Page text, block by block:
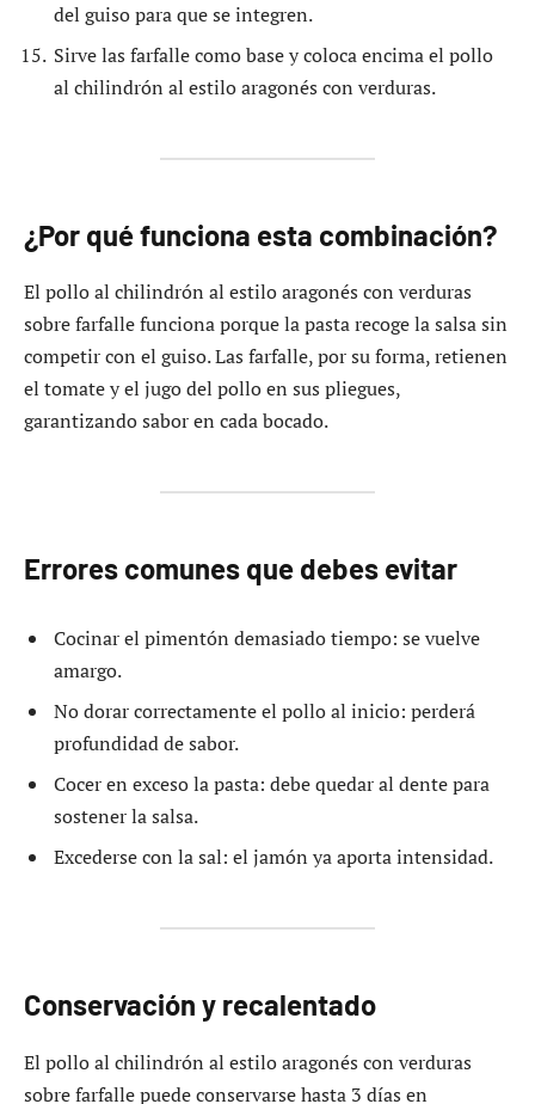
del guiso para que se integren.
Sirve las farfalle como base y coloca encima el pollo
al chilindrón al estilo aragonés con verduras.
¿Por qué funciona esta combinación?
El pollo al chilindrón al estilo aragonés con verduras
sobre farfalle funciona porque la pasta recoge la salsa sin
competir con el guiso. Las farfalle, por su forma, retienen
el tomate y el jugo del pollo en sus pliegues,
garantizando sabor en cada bocado.
Errores comunes que debes evitar
Cocinar el pimentón demasiado tiempo: se vuelve
amargo.
No dorar correctamente el pollo al inicio: perderá
profundidad de sabor.
Cocer en exceso la pasta: debe quedar al dente para
sostener la salsa.
Excederse con la sal: el jamón ya aporta intensidad.
Conservación y recalentado
El pollo al chilindrón al estilo aragonés con verduras
sobre farfalle puede conservarse hasta 3 días en